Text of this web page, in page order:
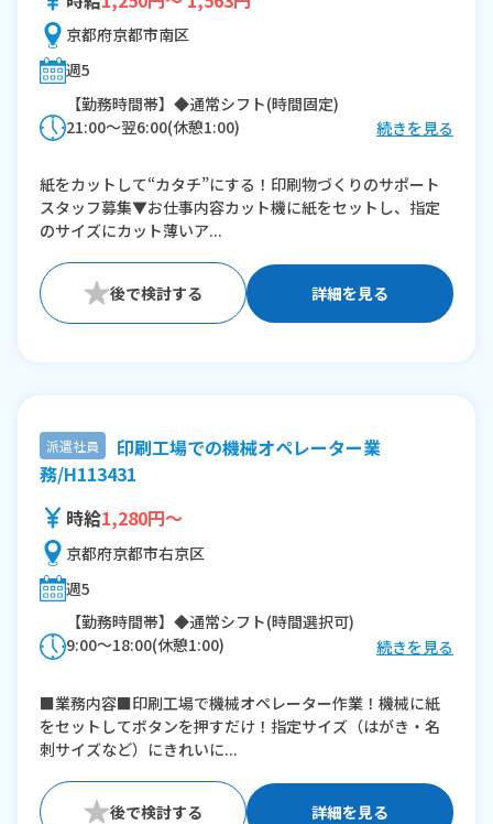
京都府京都市南区
週5
【勤務時間帯】◆通常シフト(時間固定)
21:00〜翌6:00(休憩1:00)
※残業：10〜20時間程度/月
続きを見る
紙をカットして“カタチ”にする！印刷物づくりのサポート
スタッフ募集▼お仕事内容カット機に紙をセットし、指定
のサイズにカット薄いア...
詳細を見る
派遣社員
印刷工場での機械オペレーター業
務/H113431
時給1,280円～
京都府京都市右京区
週5
【勤務時間帯】◆通常シフト(時間選択可)
9:00〜18:00(休憩1:00)
※残業：10〜20時間程度/月
続きを見る
■業務内容■印刷工場で機械オペレーター作業！機械に紙
をセットしてボタンを押すだけ！指定サイズ（はがき・名
刺サイズなど）にきれいに...
詳細を見る